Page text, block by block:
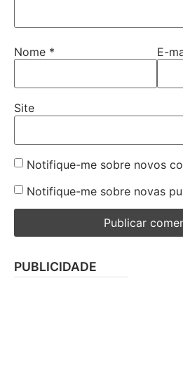
Nome * E-
Site
Notifique-me sobre novos
Notifique-me sobre novas
PUBLICIDADE